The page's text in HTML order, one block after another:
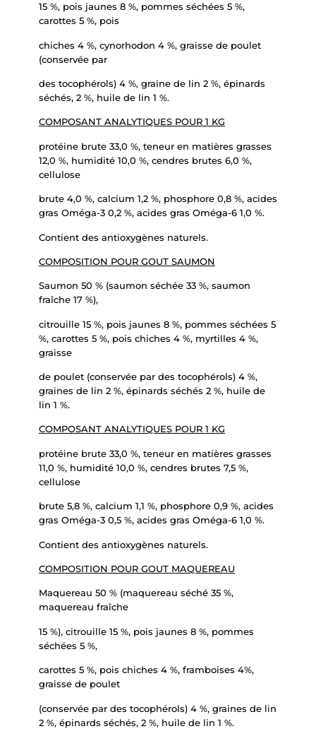
15 %, pois jaunes 8 %, pommes séchées 5 %,
carottes 5 %, pois
chiches 4 %, cynorhodon 4 %, graisse de poulet
(conservée par
des tocophérols) 4 %, graine de lin 2 %, épinards
séchés, 2 %, huile de lin 1 %.
COMPOSANT ANALYTIQUES POUR 1 KG
protéine brute 33,0 %, teneur en matières grasses
12,0 %, humidité 10,0 %, cendres brutes 6,0 %,
cellulose
brute 4,0 %, calcium 1,2 %, phosphore 0,8 %, acides
gras Oméga-3 0,2 %, acides gras Oméga-6 1,0 %.
Contient des antioxygènes naturels.
COMPOSITION POUR GOUT SAUMON
Saumon 50 % (saumon séchée 33 %, saumon
fraîche 17 %),
citrouille 15 %, pois jaunes 8 %, pommes séchées 5
%, carottes 5 %, pois chiches 4 %, myrtilles 4 %,
graisse
de poulet (conservée par des tocophérols) 4 %,
graines de lin 2 %, épinards séchés 2 %, huile de
lin 1 %.
COMPOSANT ANALYTIQUES POUR 1 KG
protéine brute 33,0 %, teneur en matières grasses
11,0 %, humidité 10,0 %, cendres brutes 7,5 %,
cellulose
brute 5,8 %, calcium 1,1 %, phosphore 0,9 %, acides
gras Oméga-3 0,5 %, acides gras Oméga-6 1,0 %.
Contient des antioxygènes naturels.
COMPOSITION POUR GOUT MAQUEREAU
Maquereau 50 % (maquereau séché 35 %,
maquereau fraîche
15 %), citrouille 15 %, pois jaunes 8 %, pommes
séchées 5 %,
carottes 5 %, pois chiches 4 %, framboises 4%,
graisse de poulet
(conservée par des tocophérols) 4 %, graines de lin
2 %, épinards séchés, 2 %, huile de lin 1 %.